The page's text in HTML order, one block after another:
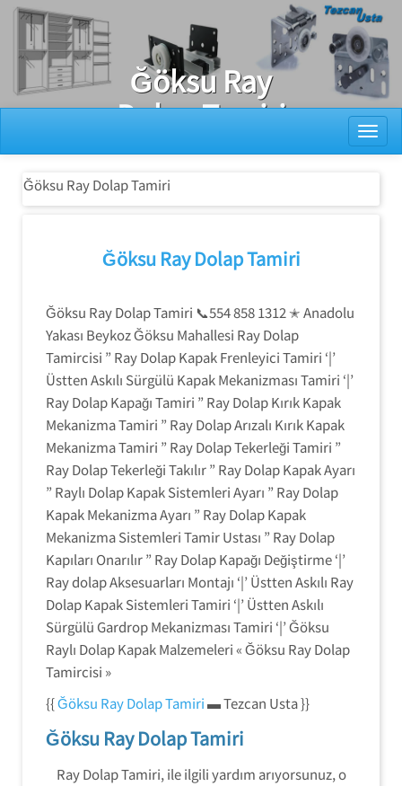
Ray Dolap Tamiri
Ğöksu Ray
Dolap Tamiri
Ğöksu Ray Dolap Tamiri
Ğöksu Ray Dolap Tamiri
Ğöksu Ray Dolap Tamiri 📞554 858 1312 ✭ Anadolu
Yakası Beykoz Ğöksu Mahallesi Ray Dolap
Tamircisi ” Ray Dolap Kapak Frenleyici Tamiri ‘|’
Üstten Askılı Sürgülü Kapak Mekanizması Tamiri ‘|’
Ray Dolap Kapağı Tamiri ” Ray Dolap Kırık Kapak
Mekanizma Tamiri ” Ray Dolap Arızalı Kırık Kapak
Mekanizma Tamiri ” Ray Dolap Tekerleği Tamiri ”
Ray Dolap Tekerleği Takılır ” Ray Dolap Kapak Ayarı
” Raylı Dolap Kapak Sistemleri Ayarı ” Ray Dolap
Kapak Mekanizma Ayarı ” Ray Dolap Kapak
Mekanizma Sistemleri Tamir Ustası ” Ray Dolap
Kapıları Onarılır ” Ray Dolap Kapağı Değiştirme ‘|’
Ray dolap Aksesuarları Montajı ‘|’ Üstten Askılı Ray
Dolap Kapak Sistemleri Tamiri ‘|’ Üstten Askılı
Sürgülü Gardrop Mekanizması Tamiri ‘|’ Ğöksu
Raylı Dolap Kapak Malzemeleri « Ğöksu Ray Dolap
Tamircisi »
{{Ğöksu Ray Dolap Tamiri▬ Tezcan Usta }}
Ğöksu Ray Dolap Tamiri
Ray Dolap Tamiri, ile ilgili yardım arıyorsunuz, o